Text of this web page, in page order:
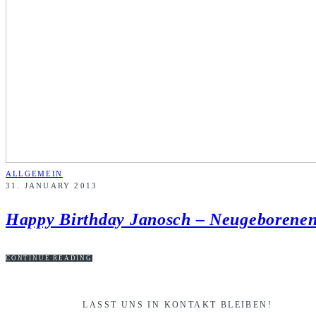
ALLGEMEIN
31. JANUARY 2013
Happy Birthday Janosch –
CONTINUE READING
LASST UNS IN KONTAKT BLEIBEN!